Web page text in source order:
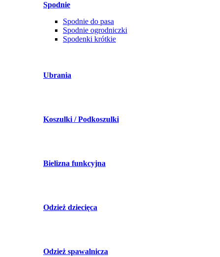
Spodnie
Spodnie do pasa
Spodnie ogrodniczki
Spodenki krótkie
Ubrania
Koszulki / Podkoszulki
Bielizna funkcyjna
Odzież dziecięca
Odzież spawalnicza